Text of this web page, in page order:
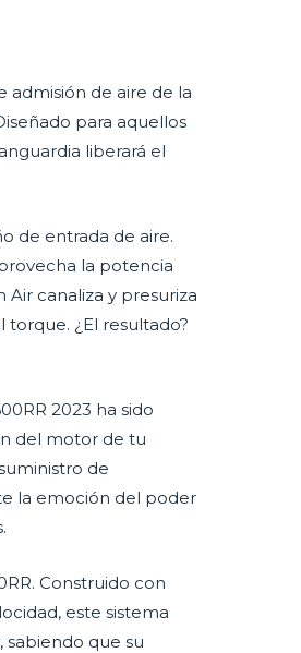
admisión de aire de la
para aquellos
liberará el
de entrada de aire.
la potencia
canaliza y presuriza
¿El resultado?
2023 ha sido
del motor de tu
de
la emoción del poder
Construido con
este sistema
sabiendo que su